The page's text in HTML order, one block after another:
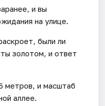
и вы
на улице.
были ли
золотом, и ответ
метров, и масштаб
аллее.